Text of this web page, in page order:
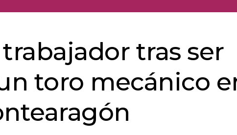
tras ser
toro mecánico